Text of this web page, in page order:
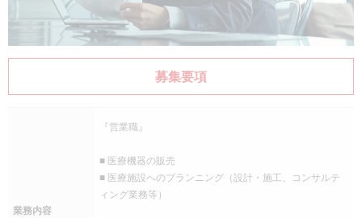
募集要項
業務内容
『営業職』
■ 医療機器の販売
■ 医療施設へのプランニング（設計・施工、コンサルテ
ィング業務等）